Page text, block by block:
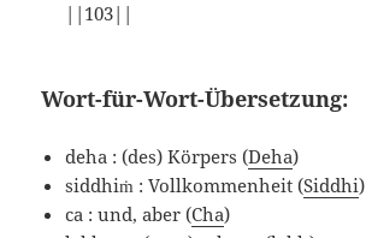
||103||
Wort-für-Wort-Übersetzung:
deha : (des) Körpers (Deha)
siddhiṁ : Vollkommenheit (Siddhi)
ca : und, aber (Cha)